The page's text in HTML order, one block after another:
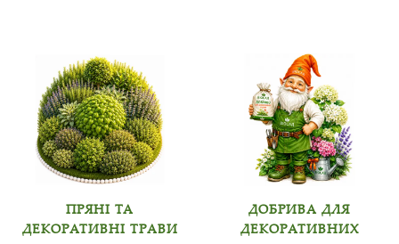
ПРЯНІ ТА
ДЕКОРАТИВНІ ТРАВИ
ДОБРИВА ДЛЯ
ДЕКОРАТИВНИХ